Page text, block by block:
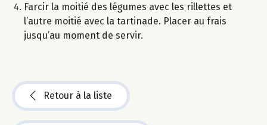
Farcir la moitié des légumes avec les rillettes et
l’autre moitié avec la tartinade. Placer au frais
jusqu’au moment de servir.
Retour à la liste